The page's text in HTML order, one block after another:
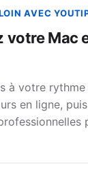
AVEC
votre Mac
à votre rythme
en ligne,